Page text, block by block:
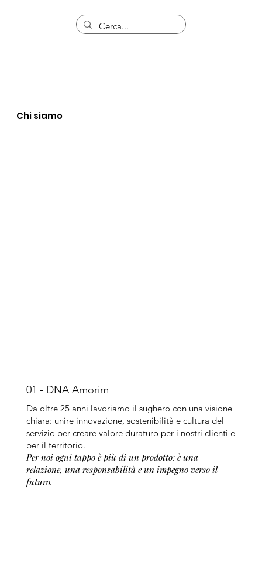
Chi siamo
01 - DNA Amorim
Da oltre 25 anni lavoriamo il sughero con una visione
chiara: unire innovazione, sostenibilità e cultura del
servizio per creare valore duraturo per i nostri clienti e
per il territorio.
Per noi ogni tappo è più di un prodotto: è una
relazione, una responsabilità e un impegno verso il
futuro.